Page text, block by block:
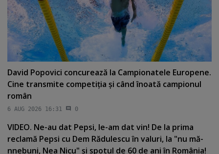
David Popovici concurează la Campionatele Europene.
Cine transmite competiţia şi când înoată campionul
român
6 AUG 2026 16:31 0
VIDEO. Ne-au dat Pepsi, le-am dat vin! De la prima
reclamă Pepsi cu Dem Rădulescu în valuri, la "nu mă-
nnebuni, Nea Nicu" şi spotul de 60 de ani în România!